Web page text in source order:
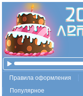
Правила оформления
Популярное